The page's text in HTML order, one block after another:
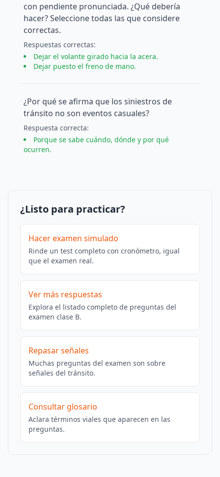
con pendiente pronunciada. ¿Qué debería
hacer? Seleccione todas las que considere
correctas.
Respuestas correctas:
Dejar el volante girado hacia la acera.
Dejar puesto el freno de mano.
¿Por qué se afirma que los siniestros de
tránsito no son eventos casuales?
Respuesta correcta:
Porque se sabe cuándo, dónde y por qué
ocurren.
¿Listo para practicar?
Hacer examen simulado
Rinde un test completo con cronómetro, igual
que el examen real.
Ver más respuestas
Explora el listado completo de preguntas del
examen clase B.
Repasar señales
Muchas preguntas del examen son sobre
señales del tránsito.
Consultar glosario
Aclara términos viales que aparecen en las
preguntas.